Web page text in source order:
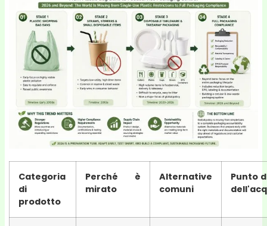
Categoria
di
prodotto
Perché è
mirato
Alternative
comuni
Punto